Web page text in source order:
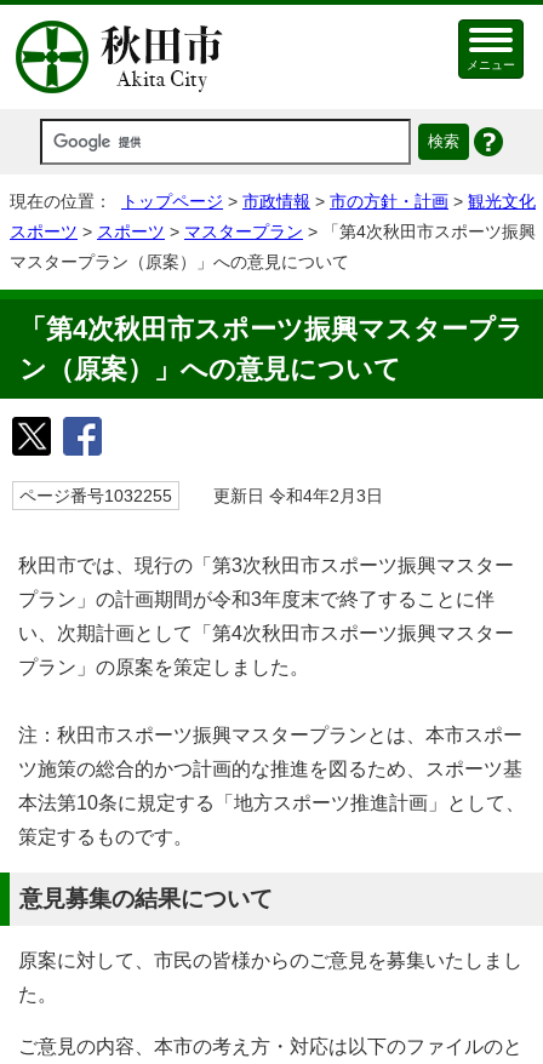
メニュー
現在の位置： トップページ > 市政情報 > 市の方針・計画 > 観光文化
スポーツ > スポーツ > マスタープラン > 「第4次秋田市スポーツ振興
マスタープラン（原案）」への意見について
「第4次秋田市スポーツ振興マスタープラ
ン（原案）」への意見について
ページ番号1032255 更新日 令和4年2月3日
秋田市では、現行の「第3次秋田市スポーツ振興マスター
プラン」の計画期間が令和3年度末で終了することに伴
い、次期計画として「第4次秋田市スポーツ振興マスター
プラン」の原案を策定しました。
注：秋田市スポーツ振興マスタープランとは、本市スポー
ツ施策の総合的かつ計画的な推進を図るため、スポーツ基
本法第10条に規定する「地方スポーツ推進計画」として、
策定するものです。
意見募集の結果について
原案に対して、市民の皆様からのご意見を募集いたしまし
た。
ご意見の内容、本市の考え方・対応は以下のファイルのと